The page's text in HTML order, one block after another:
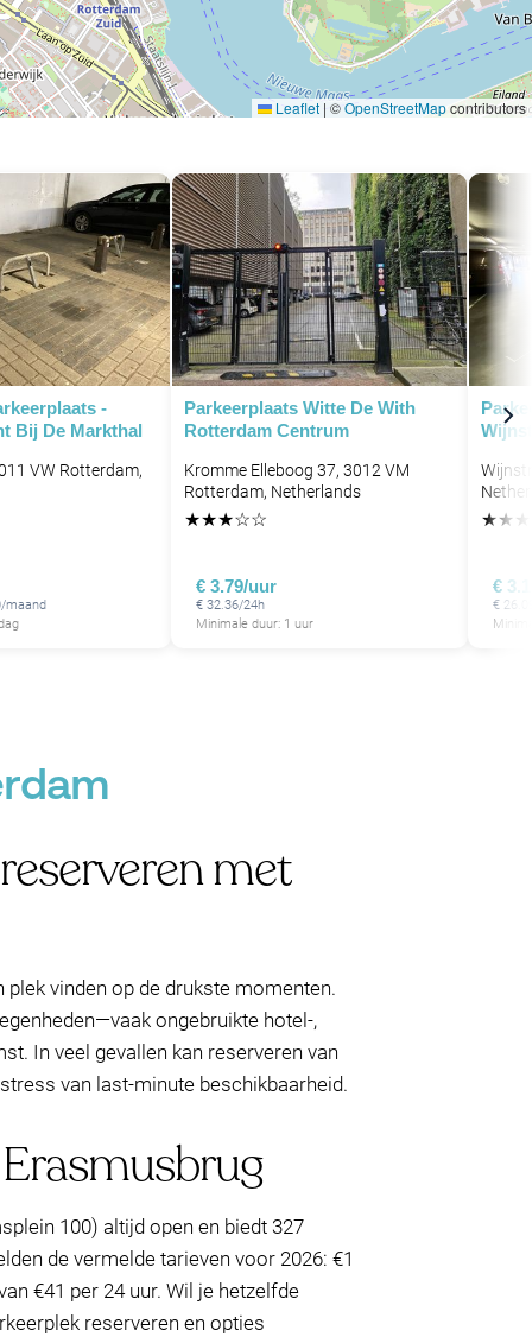
Leaflet | ©OpenStreetMapcontributors
-
Bij De Markthal
VW Rotterdam,
maand
Parkeerplaats Witte De With
Rotterdam Centrum
Kromme Elleboog 37, 3012 VM
Rotterdam, Netherlands
★★★☆☆
€ 3.79/uur
€ 32.36/24h
Minimale duur: 1 uur
★★ ★
€
€
met
vinden op de drukste momenten.
ongebruikte hotel-,
In veel gevallen kan reserveren van
van last-minute beschikbaarheid.
100) altijd open en biedt 327
de vermelde tarieven voor 2026: €1
€41 per 24 uur. Wil je hetzelfde
reserveren en opties